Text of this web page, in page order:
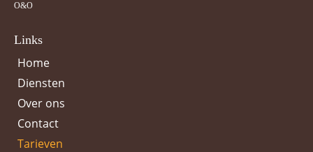
O&O
Links
Home
Diensten
Over ons
Contact
Tarieven